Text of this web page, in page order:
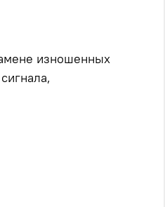
изношенных